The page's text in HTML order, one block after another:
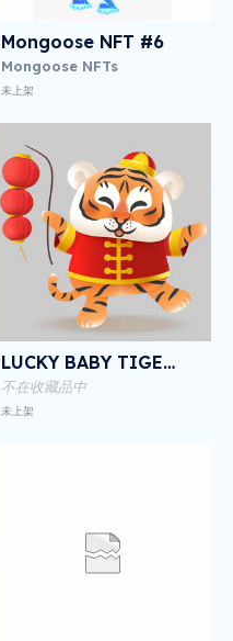
Mongoose NFT #6
Mongoose NFTs
未上架
LUCKY BABY TIGER NFT
不在收藏品中
未上架